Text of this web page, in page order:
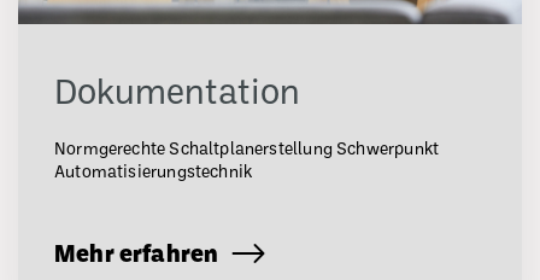
Dokumentation
Normgerechte Schaltplanerstellung Schwerpunkt
Automatisierungstechnik
Mehr erfahren